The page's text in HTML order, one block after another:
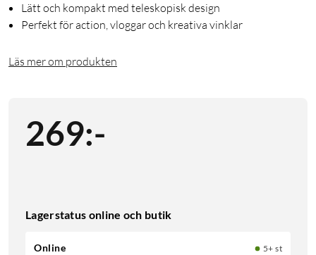
Lätt och kompakt med teleskopisk design
Perfekt för action, vloggar och kreativa vinklar
Läs mer om produkten
269:-
Lagerstatus online och butik
Online
5+ st